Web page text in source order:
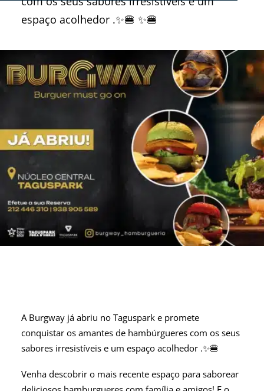
espaço acolhedor .✨🍔 ✨🍔
A Burgway já abriu no Taguspark e promete
conquistar os amantes de hambúrgueres com os seus
sabores irresistíveis e um espaço acolhedor .✨🍔
Venha descobrir o mais recente espaço para saborear